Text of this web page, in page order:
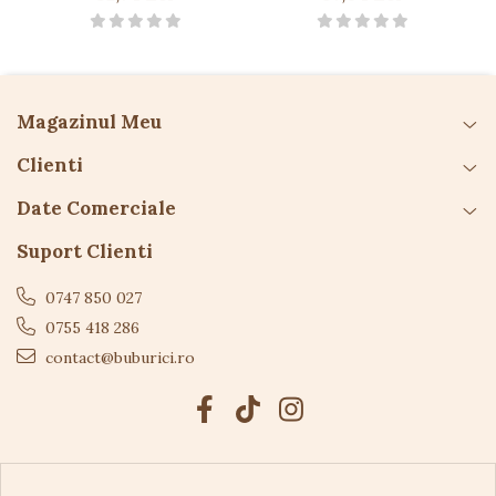
umiditate excesivă.
Magazinul Meu
Clienti
Date Comerciale
Suport Clienti
0747 850 027
0755 418 286
contact@buburici.ro